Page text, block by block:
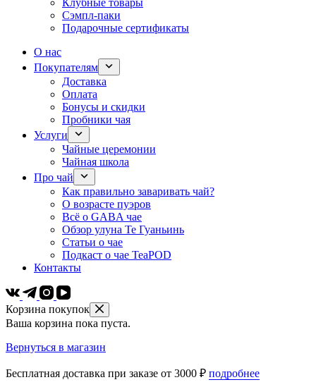
Клубные товары
Сэмпл-паки
Подарочные сертификаты
О нас
Покупателям
Доставка
Оплата
Бонусы и скидки
Пробники чая
Услуги
Чайные церемонии
Чайная школа
Про чай
Как правильно заваривать чай?
О возрасте пуэров
Всё о GABA чае
Обзор улуна Те Гуаньинь
Статьи о чае
Подкаст о чае TeaPOD
Контакты
Корзина покупок
Ваша корзина пока пуста.
Вернуться в магазин
Бесплатная доставка при заказе от 3000 ₽ подробнее